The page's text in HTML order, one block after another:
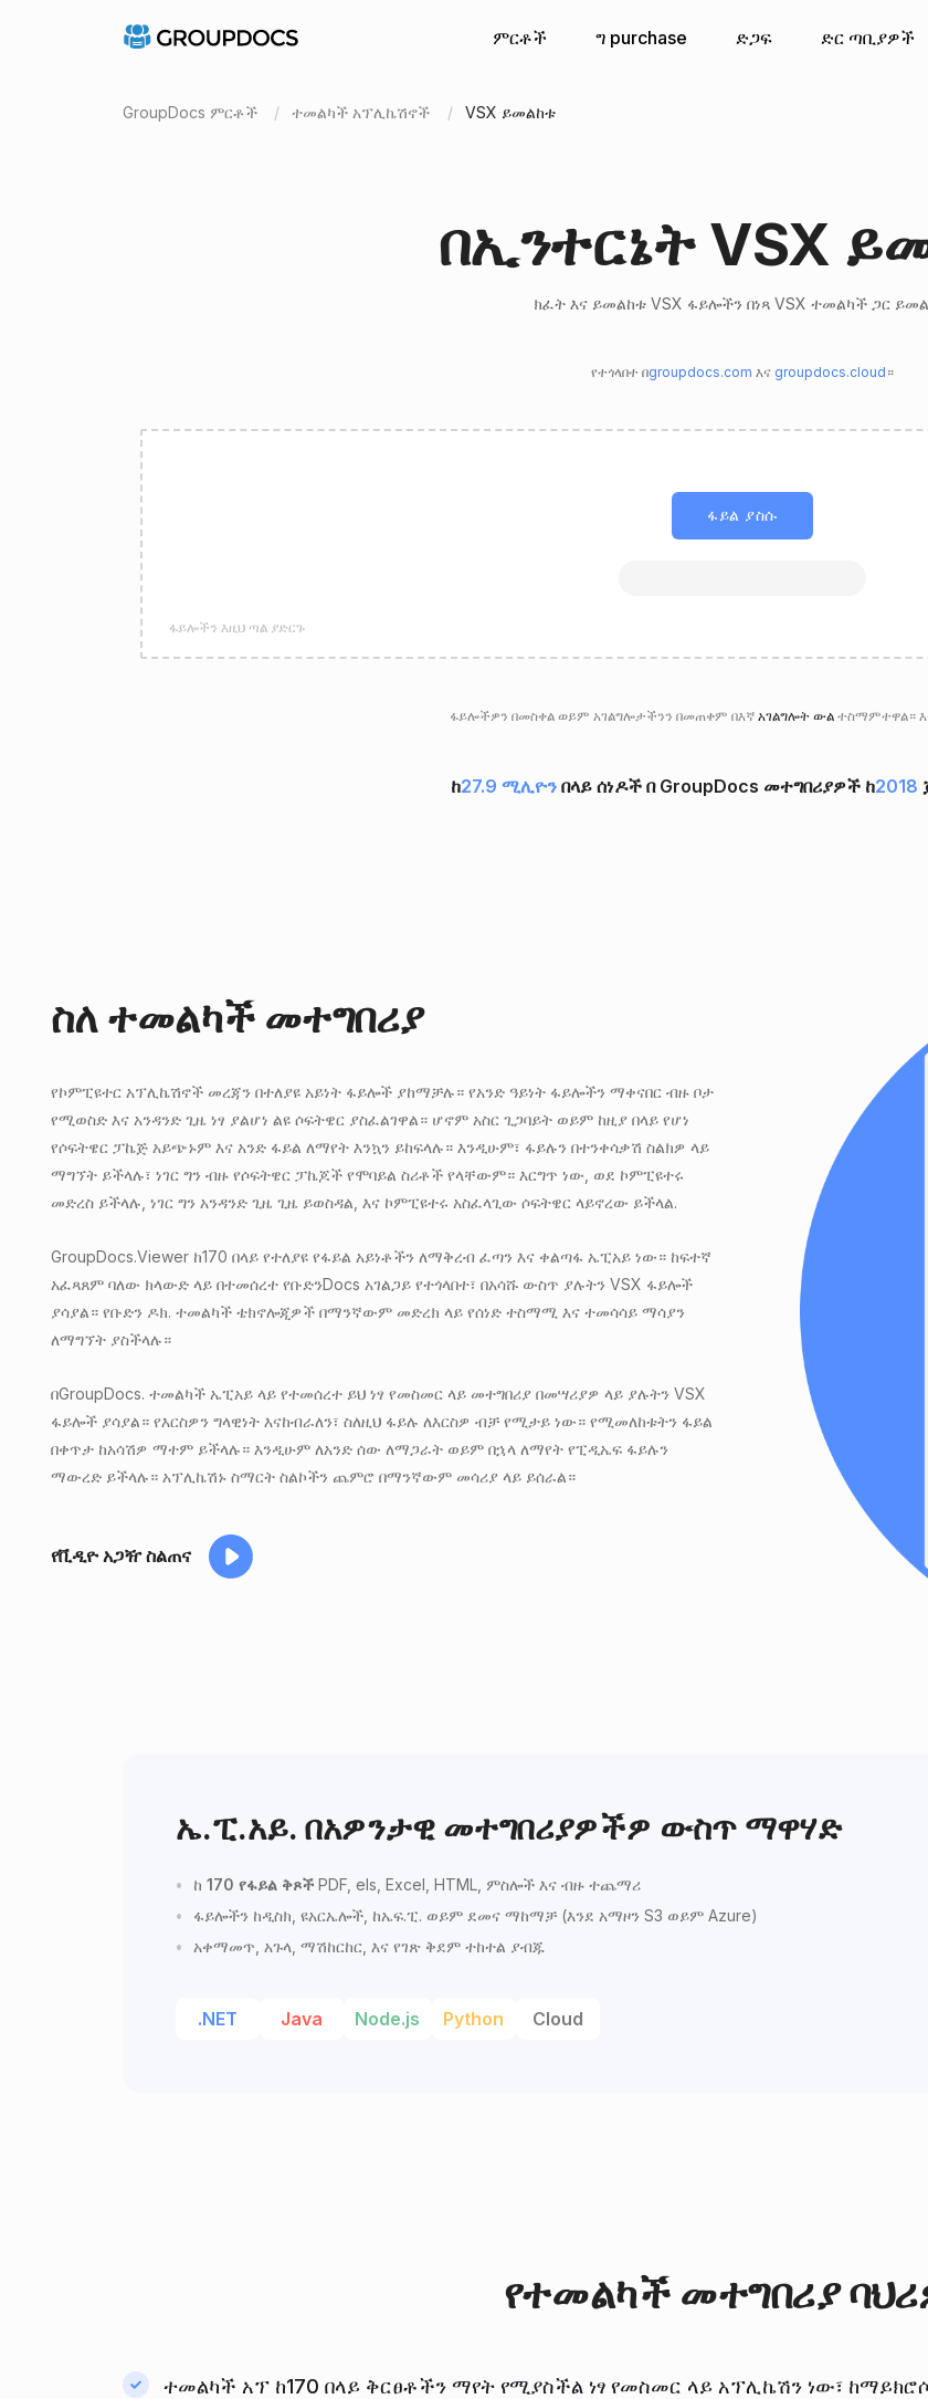
ምርቶች ግ purchase ድጋፍ ድር ጣቢያዎች
GroupDocs ምርቶች ተመልካች አፕሊኬሽኖች VSX ይመልከቱ
በኢንተርኔት VSX
ክፈት እና ይመልከቱ VSX ፋይሎችን በነጻ VSX ተመልካች ጋር
የተጎላበተ በgroupdocs.com እና groupdocs.cloud ።
ፋይል ያስሱ
ፋይሎችን እዚህ ጣል ያድርጉ
ፋይሎችዎን በመስቀል ወይም አገልግሎታችንን በመጠቀም በእኛ አገልግሎት ውል ተስማምተዋል።
ከ27.9 ሚሊዮንበላይ ሰነዶች በ GroupDocs መተግበሪያዎች ከ2018
ስለ ተመልካች መተግበሪያ
የኮምፒዩተር አፕሊኬሽኖች መረጃን በተለያዩ አይነት ፋይሎች ያከማቻሉ። የአንድ ዓይነት ፋይሎችን ማቀናበር ብዙ ቦታ
የሚወስድ እና አንዳንድ ጊዜ ነፃ ያልሆነ ልዩ ሶፍትዌር ያስፈልገዋል። ሆኖም አስር ጊጋባይት ወይም ከዚያ በላይ የሆነ
የሶፍትዌር ፓኬጅ አይጭኑም እና አንድ ፋይል ለማየት እንኳን ይከፍላሉ። እንዲሁም፣ ፋይሉን በተንቀሳቃሽ ስልክዎ ላይ
ማግኘት ይችላሉ፣ ነገር ግን ብዙ የሶፍትዌር ፓኬጆች የሞባይል ስሪቶች የላቸውም። እርግጥ ነው, ወደ ኮምፒዩተሩ
መድረስ ይችላሉ, ነገር ግን አንዳንድ ጊዜ ጊዜ ይወስዳል, እና ኮምፒዩተሩ አስፈላጊው ሶፍትዌር ላይኖረው ይችላል.
GroupDocs.Viewer ከ170 በላይ የተለያዩ የፋይል አይነቶችን ለማቅረብ ፈጣን እና ቀልጣፋ ኤፒአይ ነው። ከፍተኛ
አፈጻጸም ባለው ክላውድ ላይ በተመሰረተ የቡድንDocs አገልጋይ የተጎላበተ፣ በአሳሹ ውስጥ ያሉትን VSX ፋይሎች
ያሳያል። የቡድን ዶክ. ተመልካች ቴክኖሎጂዎች በማንኛውም መድረክ ላይ የሰነድ ተስማሚ እና ተመሳሳይ ማሳያን
ለማግኘት ያስችላሉ።
በGroupDocs. ተመልካች ኤፒአይ ላይ የተመሰረተ ይህ ነፃ የመስመር ላይ መተግበሪያ በመሣሪያዎ ላይ ያሉትን VSX
ፋይሎች ያሳያል። የእርስዎን ግላዊነት እናከብራለን፣ ስለዚህ ፋይሉ ለእርስዎ ብቻ የሚታይ ነው። የሚመለከቱትን ፋይል
በቀጥታ ከአሳሽዎ ማተም ይችላሉ። እንዲሁም ለአንድ ሰው ለማጋራት ወይም በኋላ ለማየት የፒዲኤፍ ፋይሉን
ማውረድ ይችላሉ። አፕሊኬሽኑ ስማርት ስልኮችን ጨምሮ በማንኛውም መሳሪያ ላይ ይሰራል።
የቪዲዮ አጋዥ ስልጠና
ኤ.ፒ.አይ. በአዎንታዊ መተግበሪያዎችዎ ውስጥ ማዋሃድ
ከ 170 የፋይል ቅጾች PDF, els, Excel, HTML, ምስሎች እና ብዙ ተጨማሪ
ፋይሎችን ከዲስክ, ዩአርኤሎች, ከኤፍ.ፒ. ወይም ደመና ማከማቻ (እንደ አማዞን S3 ወይም Azure)
አቀማመጥ, አጉላ, ማሽከርከር, እና የገጽ ቅደም ተከተል ያብጁ
.NET Java Node.js Python Cloud
የተመልካች መተግበሪያ
ተመልካች አፕ ከ170 በላይ ቅርፀቶችን ማየት የሚያስችል ነፃ የመስመር ላይ አፕሊኬሽን ነው፣